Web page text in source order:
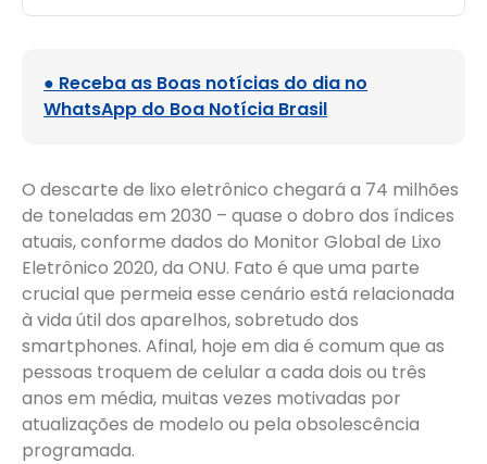
● Receba as Boas notícias do dia no
WhatsApp do Boa Notícia Brasil
O descarte de lixo eletrônico chegará a 74 milhões
de toneladas em 2030 – quase o dobro dos índices
atuais, conforme dados do Monitor Global de Lixo
Eletrônico 2020,da ONU. Fato é que uma parte
crucial que permeia esse cenário está relacionada
à vida útil dos aparelhos, sobretudo dos
smartphones. Afinal, hoje em dia é comum que as
pessoas troquem de celular a cada dois ou três
anos em média, muitas vezes motivadas por
atualizações de modelo ou pela obsolescência
programada.